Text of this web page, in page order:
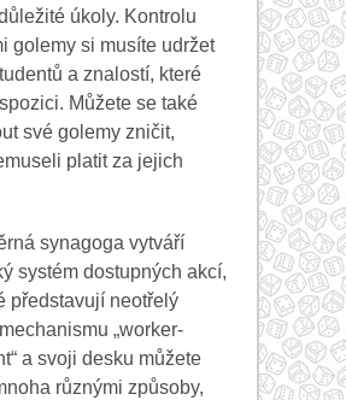
úkoly. Kontrolu
golemy si musíte udržet
a znalostí, které
Můžete se také
své golemy zničit,
platit za jejich
synagoga vytváří
systém dostupných akcí,
představují neotřelý
„worker-
a svoji desku můžete
různými způsoby,